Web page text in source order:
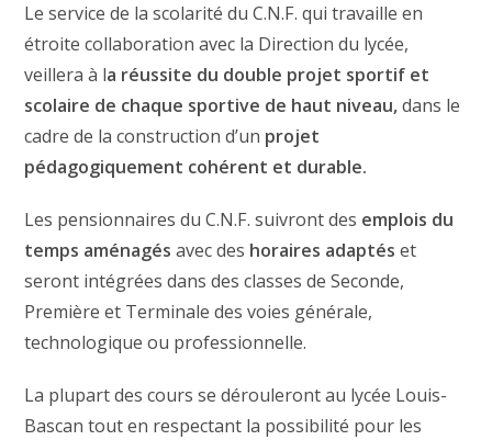
Le service de la scolarité du C.N.F. qui travaille en
étroite collaboration avec la Direction du lycée,
veillera à la réussite du double projet sportif et
scolaire de chaque sportive de haut niveau,dans le
cadre de la construction d’un projet
pédagogiquement cohérent et durable.
Les pensionnaires du C.N.F. suivront des emplois du
temps aménagés avec des horaires adaptés et
seront intégrées dans des classes de Seconde,
Première et Terminale des voies générale,
technologique ou professionnelle.
La plupart des cours se dérouleront au lycée Louis-
Bascan tout en respectant la possibilité pour les